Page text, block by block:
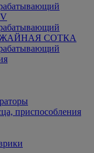
СОТКА
приспособления